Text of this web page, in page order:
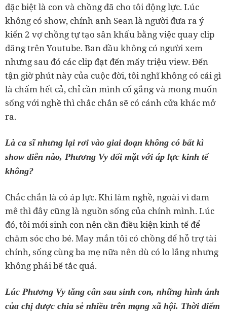
đặc biệt là con và chồng đã cho tôi động lực. Lúc
không có show, chính anh Sean là người đưa ra ý
kiến 2 vợ chồng tự tạo sân khấu bằng việc quay clip
đăng trên Youtube. Ban đầu không có người xem
nhưng sau đó các clip đạt đến mấy triệu view. Đến
tận giờ phút này của cuộc đời, tôi nghĩ không có cái gì
là chấm hết cả, chỉ cần mình cố gắng và mong muốn
sống với nghề thì chắc chắn sẽ có cánh cửa khác mở
ra.
Là ca sĩ nhưng lại rơi vào giai đoạn không có bất kì
show diễn nào, Phương Vy đối mặt với áp lực kinh tế
không?
Chắc chắn là có áp lực. Khi làm nghề, ngoài vì đam
mê thì đây cũng là nguồn sống của chính mình. Lúc
đó, tôi mới sinh con nên cần điều kiện kinh tế để
chăm sóc cho bé. May mắn tôi có chồng để hỗ trợ tài
chính, sống cùng ba mẹ nữa nên dù có lo lắng nhưng
không phải bế tắc quá.
Lúc Phương Vy tăng cân sau sinh con, những hình ảnh
của chị được chia sẻ nhiều trên mạng xã hội. Thời điểm